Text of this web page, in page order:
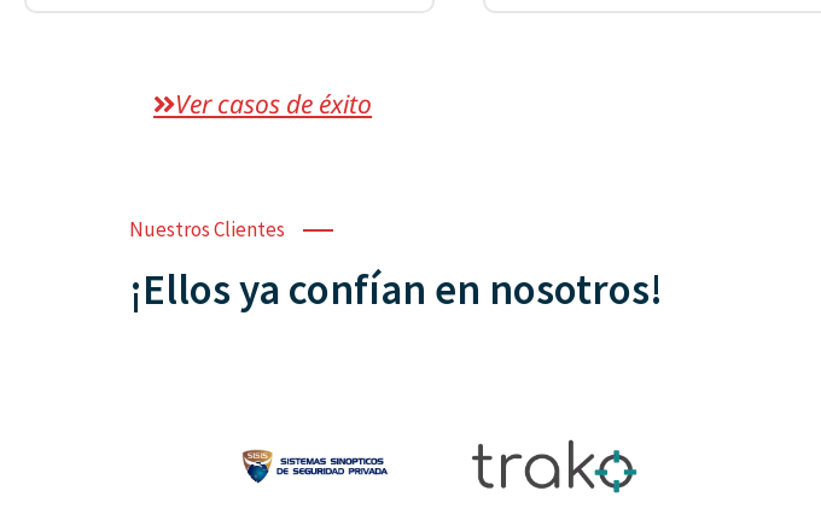
Ver casos de éxito
Nuestros Clientes
¡Ellos ya confían en nosotros!